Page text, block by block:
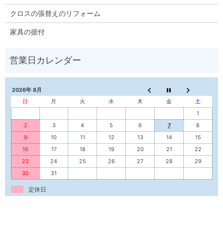
クロスの張替えのリフォーム
家具の据付
2026年 8月
日
月 火 水 木 金
土
1
2
3 4 5 6 7
8
9
10 11 12 13 14
15
16
17 18 19 20 21
22
23
24 25 26 27 28
29
30
31
定休日